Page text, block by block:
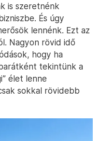
is szeretnénk
És úgy
lennénk. Ezt az
Nagyon rövid idő
hogy ha
tekintünk a
élet lenne
sokkal rövidebb